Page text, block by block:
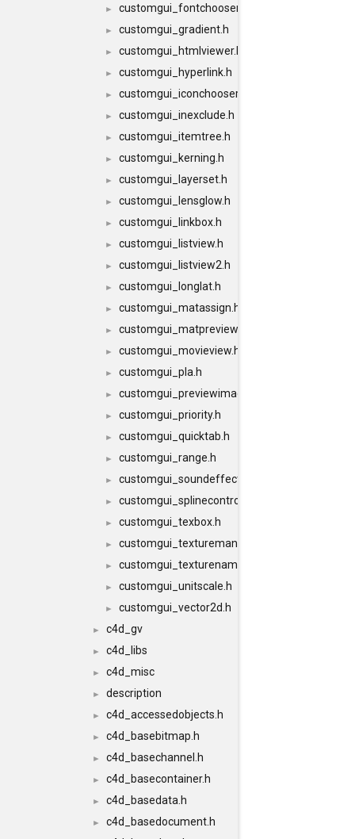
► customgui_fontchooser.h
► customgui_gradient.h
► customgui_htmlviewer.h
► customgui_hyperlink.h
► customgui_iconchooser.h
► customgui_inexclude.h
► customgui_itemtree.h
► customgui_kerning.h
► customgui_layerset.h
► customgui_lensglow.h
► customgui_linkbox.h
► customgui_listview.h
► customgui_listview2.h
► customgui_longlat.h
► customgui_matassign.h
► customgui_matpreview.h
► customgui_movieview.h
► customgui_pla.h
► customgui_previewimage.h
► customgui_priority.h
► customgui_quicktab.h
► customgui_range.h
► customgui_soundeffector.h
► customgui_splinecontrol.h
► customgui_texbox.h
► customgui_texturemanager.h
► customgui_texturename.h
► customgui_unitscale.h
► customgui_vector2d.h
► c4d_gv
► c4d_libs
► c4d_misc
► description
► c4d_accessedobjects.h
► c4d_basebitmap.h
► c4d_basechannel.h
► c4d_basecontainer.h
► c4d_basedata.h
►
c4d_basedocument.h